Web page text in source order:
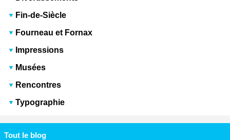
Fin-de-Siècle
Fourneau et Fornax
Impressions
Musées
Rencontres
Typographie
Tout le blog